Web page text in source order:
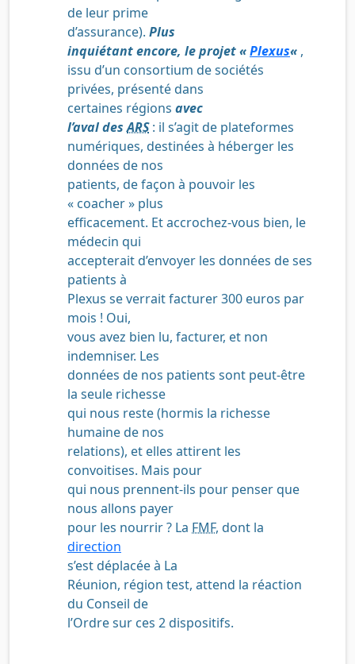
de leur prime
d’assurance). Plus
inquiétant encore, le projet «Plexus« ,
issu d’un consortium de sociétés
privées, présenté dans
certaines régions avec
l’aval desARS : il s’agit de plateformes
numériques, destinées à héberger les
données de nos
patients, de façon à pouvoir les
« coacher » plus
efficacement. Et accrochez-vous bien, le
médecin qui
accepterait d’envoyer les données de ses
patients à
Plexus se verrait facturer 300 euros par
mois ! Oui,
vous avez bien lu, facturer, et non
indemniser. Les
données de nos patients sont peut-être
la seule richesse
qui nous reste (hormis la richesse
humaine de nos
relations), et elles attirent les
convoitises. Mais pour
qui nous prennent-ils pour penser que
nous allons payer
pour les nourrir ? La FMF, dont la
direction
s’est déplacée à La
Réunion, région test, attend la réaction
du Conseil de
l’Ordre sur ces 2 dispositifs.